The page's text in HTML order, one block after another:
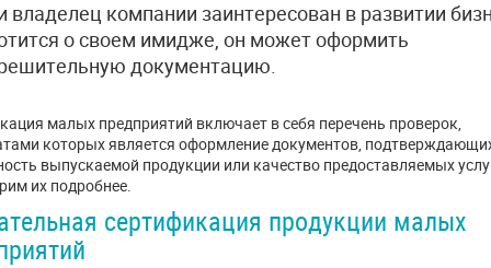
владелец компании заинтересован в развитии
о своем имидже, он может оформить
документацию.
малых предприятий включает в себя перечень проверок,
которых является оформление документов,
выпускаемой продукции или качество предоставляемых
их подробнее.
сертификация продукции малых